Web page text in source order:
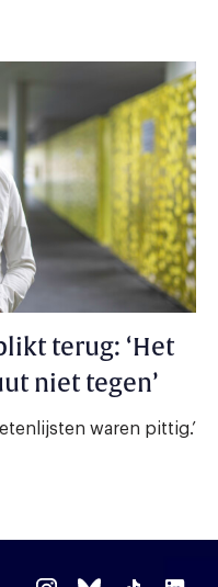
terug: ‘Het
niet tegen’
waren pittig.’